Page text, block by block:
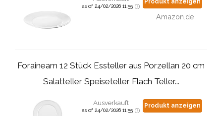
as of 24/02/2026 11:55
Produkt anzeigen
Amazon.de
Foraineam 12 Stück Essteller aus Porzellan 20 cm
Salatteller Speiseteller Flach Teller...
Ausverkauft
as of 24/02/2026 11:55
Produkt anzeigen